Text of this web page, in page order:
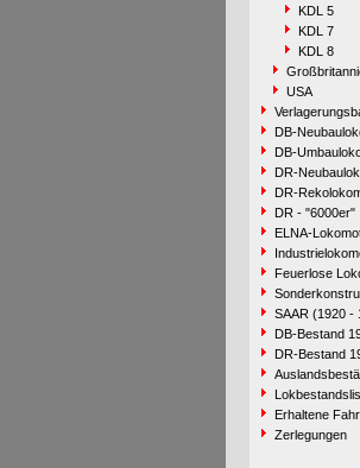
KDL 5
KDL 7
KDL 8
USA
DB-
DB-
DR-
DR-
DR - "6000er"
ELNA-
Feuerlose
SAAR (1920 -
DB-Bestand
DR-Bestand
Erhaltene
Zerlegungen